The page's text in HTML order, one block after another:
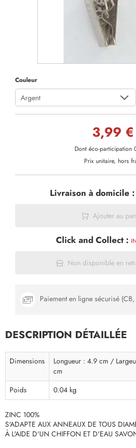
Couleur
Argent
3,99 €
Dont éco-participation
Prix unitaire, hors
Livraison à domicile :
Ajouter au
Click and Collect :
Non disponible en
Paiement en ligne sécurisé
DESCRIPTION DÉTAILLÉE
Dimensions
Longueur : 4.9 cm /
cm
Poids
0.04 kg
ZINC 100%
S'ADAPTE AUX ANNEAUX DE TOUS
À L'AIDE D'UN CHIFFON ET D'EAU